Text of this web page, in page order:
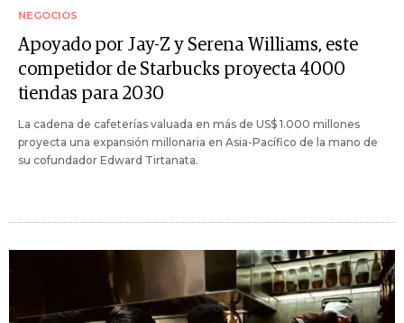
NEGOCIOS
Apoyado por Jay-Z y Serena Williams, este
competidor de Starbucks proyecta 4000
tiendas para 2030
La cadena de cafeterías valuada en más de US$ 1.000 millones
proyecta una expansión millonaria en Asia-Pacífico de la mano de
su cofundador Edward Tirtanata.